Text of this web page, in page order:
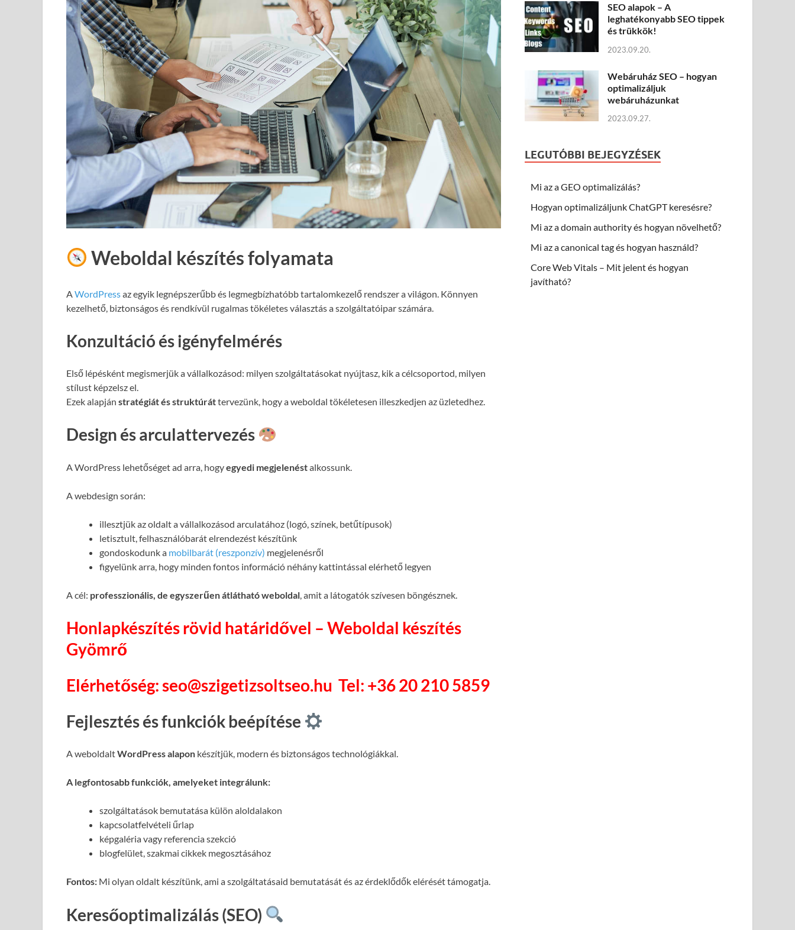
Weboldal készítés folyamata
AWordPressaz egyik legnépszerűbb és legmegbízhatóbb tartalomkezelő rendszer a világon. Könnyen
kezelhető, biztonságos és rendkívül rugalmas tökéletes választás a szolgáltatóipar számára.
Konzultáció és igényfelmérés
Első lépésként megismerjük a vállalkozásod: milyen szolgáltatásokat nyújtasz, kik a célcsoportod, milyen
stílust képzelsz el.
Ezek alapján stratégiát és struktúráttervezünk, hogy a weboldal tökéletesen illeszkedjen az üzletedhez.
Design és arculattervezés
A WordPress lehetőséget ad arra, hogyegyedi megjelenéstalkossunk.
A webdesign során:
illesztjük az oldalt a vállalkozásod arculatához (logó, színek, betűtípusok)
letisztult, felhasználóbarát elrendezést készítünk
gondoskodunk a mobilbarát (reszponzív) megjelenésről
figyelünk arra, hogy minden fontos információ néhány kattintással elérhető legyen
A cél: professzionális, de egyszerűen átlátható weboldal , amit a látogatók szívesen böngésznek.
Honlapkészítés rövid határidővel – Weboldal készítés
Gyömrő
Elérhetőség: seo@szigetizsoltseo.hu Tel: +36 20 210 5859
Fejlesztés és funkciók beépítése
A weboldaltWordPress alapon készítjük, modern és biztonságos technológiákkal.
A legfontosabb funkciók, amelyeket integrálunk:
szolgáltatások bemutatása külön aloldalakon
kapcsolatfelvételi űrlap
képgaléria vagy referencia szekció
blogfelület, szakmai cikkek megosztásához
Fontos: Mi olyan oldalt készítünk, ami a szolgáltatásaid bemutatását és az érdeklődők elérését támogatja.
Keresőoptimalizálás (SEO)
SEO alapok – A
leghatékonyabb SEO tippek
és trükkök!
2023.09.20.
Webáruház SEO – hogyan
optimalizáljuk
webáruházunkat
2023.09.27.
LEGUTÓBBI BEJEGYZÉSEK
Mi az a GEO optimalizálás?
Hogyan optimalizáljunk ChatGPT keresésre?
Mi az a domain authority és hogyan növelhető?
Mi az a canonical tag és hogyan használd?
Core Web Vitals – Mit jelent és hogyan
javítható?